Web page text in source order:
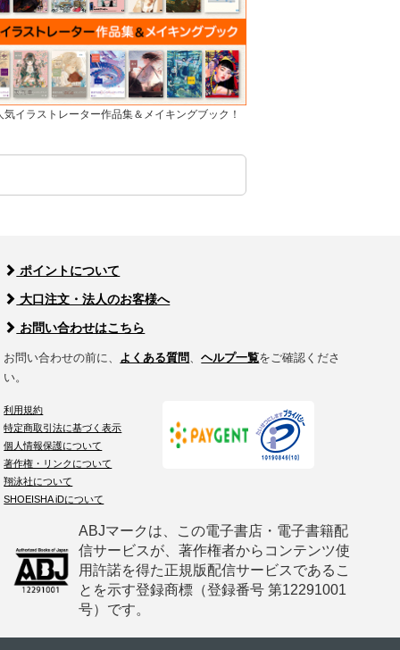
気イラストレーター作品集＆メイキングブック！
ポイントについて
大口注文・法人のお客様へ
お問い合わせはこちら
お問い合わせの前に、 よくある質問 、ヘルプ一覧をご確認くださ
い。
利用規約
特定商取引法に基づく表示
個人情報保護について
著作権・リンクについて
翔泳社について
SHOEISHA iDについて
ABJマークは、この電子書店・電子書籍配
信サービスが、著作権者からコンテンツ使
用許諾を得た正規版配信サービスであるこ
とを示す登録商標（登録番号 第12291001
号）です。